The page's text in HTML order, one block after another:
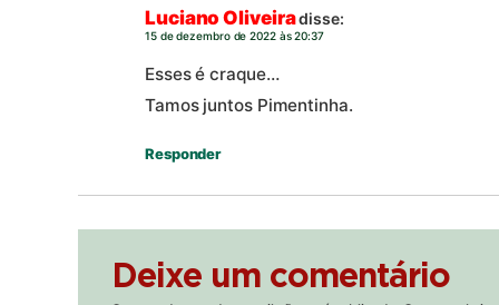
Luciano Oliveiradisse:
15 de dezembro de 2022 às 20:37
Esses é craque…
Tamos juntos Pimentinha.
Responder
Deixe um comentário